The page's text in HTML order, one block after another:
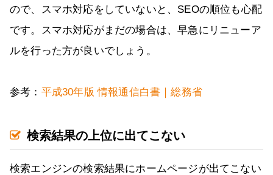
ので、スマホ対応をしていないと、SEOの順位も心配
です。スマホ対応がまだの場合は、早急にリニューア
ルを行った方が良いでしょう。
参考： 平成30年版 情報通信白書｜総務省
検索結果の上位に出てこない
検索エンジンの検索結果にホームページが出てこない